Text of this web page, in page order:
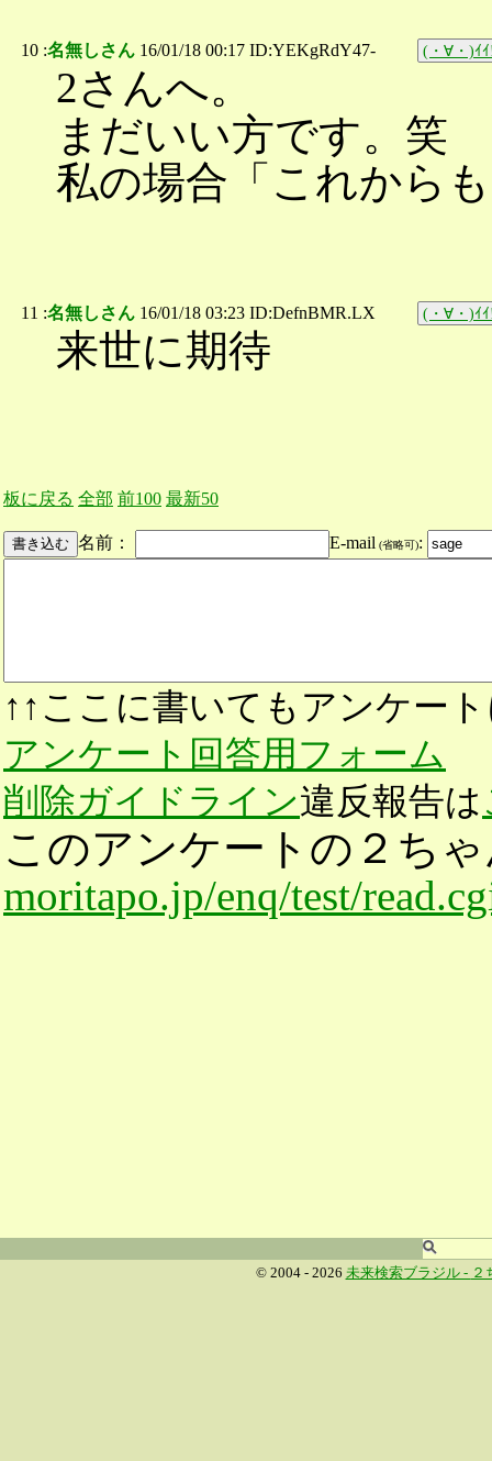
10 :名無しさん 16/01/18 00:17 ID:YEKgRdY47- (・∀・)ｲ
2さんへ。
まだいい方です。笑
私の場合「これから
11 :名無しさん 16/01/18 03:23 ID:DefnBMR.LX (・∀・)ｲ
来世に期待
板に戻る 全部 前100 最新50
名前： E-mail (省略可):
↑↑ここに書いてもアンケー
アンケート回答用フォーム
削除ガイドライン違反報告は
このアンケートの２ち
moritapo.jp/enq/test/
© 2004 - 2026 未来検索ブラジル - ２